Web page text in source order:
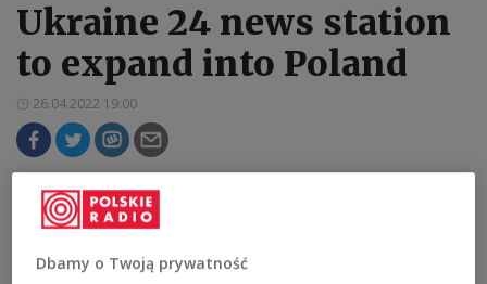
Ukraine 24 news station
to expand into Poland
26.04.2022 19:00
Ukraine's largest news station, Ukraine 24, will
open an office in Poland's capital Warsaw in a
daily has reported.
Dbamy o Twoją prywatność